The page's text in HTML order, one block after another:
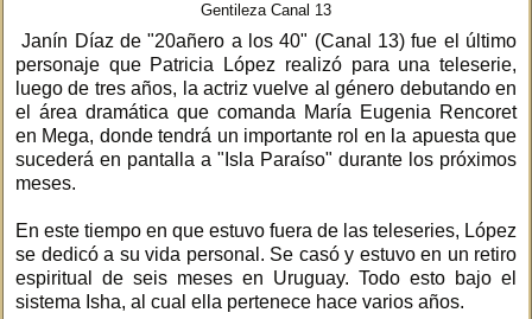
Gentileza Canal 13
Janín Díaz de "20añero a los 40" (Canal 13) fue el último
personaje que Patricia López realizó para una teleserie,
luego de tres años, la actriz vuelve al género debutando en
el área dramática que comanda María Eugenia Rencoret
en Mega, donde tendrá un importante rol en la apuesta que
sucederá en pantalla a "Isla Paraíso" durante los próximos
meses.
En este tiempo en que estuvo fuera de las teleseries, López
se dedicó a su vida personal. Se casó y estuvo en un retiro
espiritual de seis meses en Uruguay. Todo esto bajo el
sistema Isha, al cual ella pertenece hace varios años.